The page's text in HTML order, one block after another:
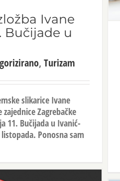
Ivane
Bučijade u
, Turizam
slikarice Ivane
Zagrebačke
11. Bučijada u Ivanić-
Ponosna sam